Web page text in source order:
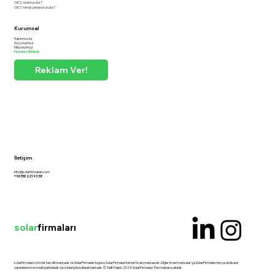
solarfirmalari.com bir tescilli markadır ve SolarFirmaları logosu SolarFirmaları'nın bir ticari markasıdır. Diğer ticari markalar ya SolarFirmaları'nın ya da lisans
verenlerimizin mülkiyetindedir ve izinleriyle kullanılmaktadır. © Telif Hakkı 2024 SolarFirmaları Tüm hakları saklıdır.
solarfirmaları
Kurumsal
Hakkımızda
Vizyonumuz
Misyonumuz
Firmanızı Ekleyin
Reklam Ver!
GES nasıl kurulur?
GES hangi çatılara kurulur?
İletişim
info@solarfirmalari.com
+90 510 221 93 38